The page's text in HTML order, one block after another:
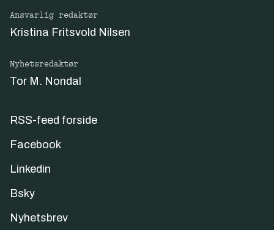
Ansvarlig redaktør
Kristina Fritsvold Nilsen
Nyhetsredaktør
Tor M. Nondal
RSS-feed forside
Facebook
Linkedin
Bsky
Nyhetsbrev